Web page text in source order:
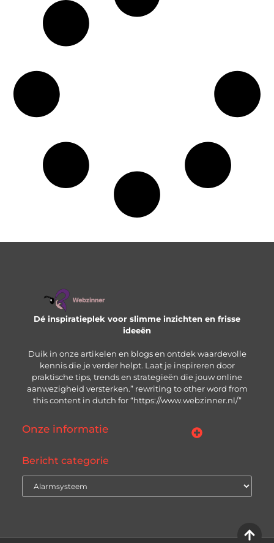
Dé inspiratieplek voor slimme inzichten en frisse
ideeën
Duik in onze artikelen en blogs en ontdek waardevolle
kennis die je verder helpt. Laat je inspireren door
praktische tips, trends en strategieën die jouw online
aanwezigheid versterken.” rewriting to other word from
this content in dutch for “https://www.webzinner.nl/”
Onze informatie
Bericht categorie